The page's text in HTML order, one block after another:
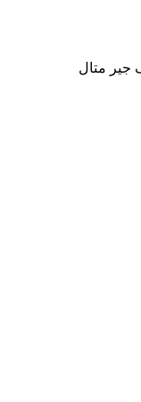
جیر متال